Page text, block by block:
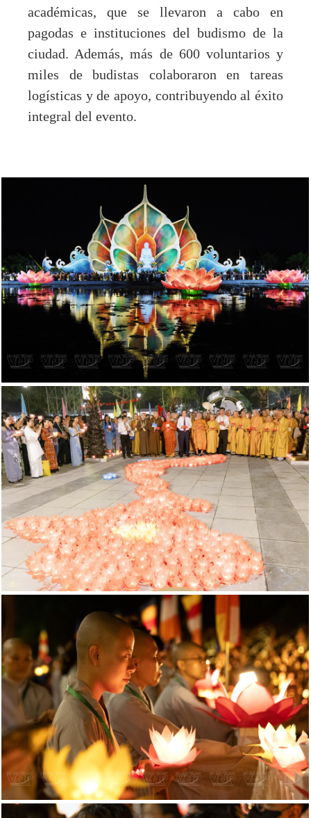
académicas, que se llevaron a cabo en
pagodas e instituciones del budismo de la
ciudad. Además, más de 600 voluntarios y
miles de budistas colaboraron en tareas
logísticas y de apoyo, contribuyendo al éxito
integral del evento.